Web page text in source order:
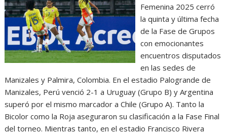
Femenina 2025 cerró
la quinta y última fecha
de la Fase de Grupos
con emocionantes
encuentros disputados
en las sedes de
Manizales y Palmira, Colombia. En el estadio Palogrande de
Manizales, Perú venció 2-1 a Uruguay (Grupo B) y Argentina
superó por el mismo marcador a Chile (Grupo A). Tanto la
Bicolor como la Roja aseguraron su clasificación a la Fase Final
del torneo. Mientras tanto, en el estadio Francisco Rivera